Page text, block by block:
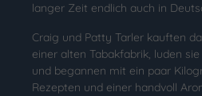
langer Zeit endlich auch in
Craig und Patty Tarler kauften
einer alten Tabakfabrik, luden
und begannen mit ein paar
Rezepten und einer handvoll